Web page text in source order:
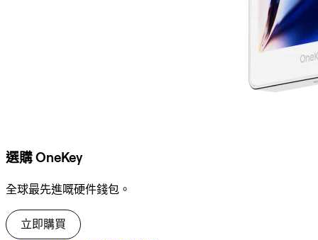
選購 OneKey
全球最先進嘅硬件錢包。
立即購買